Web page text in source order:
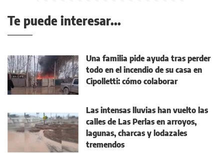
Te puede interesar...
Una familia pide ayuda tras perder
todo en el incendio de su casa en
Cipolletti: cómo colaborar
Las intensas lluvias han vuelto las
calles de Las Perlas en arroyos,
lagunas, charcas y lodazales
tremendos